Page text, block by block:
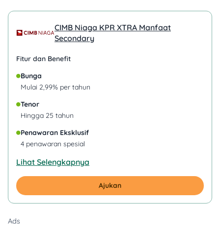
CIMB Niaga KPR XTRA Manfaat
Secondary
Fitur dan Benefit
Bunga
Mulai 2,99% per tahun
Tenor
Hingga 25 tahun
Penawaran Eksklusif
4 penawaran spesial
Lihat Selengkapnya
Ajukan
Ads